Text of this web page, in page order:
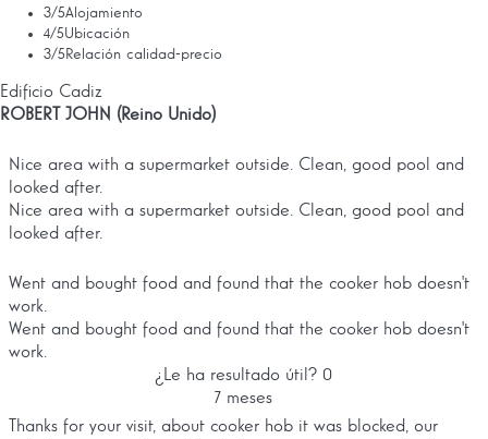
3/5Alojamiento
4/5Ubicación
3/5 Relación calidad-precio
Edificio Cadiz
ROBERT JOHN (Reino Unido)
Nice area with a supermarket outside. Clean, good pool and
looked after.
Nice area with a supermarket outside. Clean, good pool and
looked after.
Went and bought food and found that the cooker hob doesn't
work.
Went and bought food and found that the cooker hob doesn't
work.
¿Le ha resultado útil? 0
7 meses
Thanks for your visit, about cooker hob it was blocked, our